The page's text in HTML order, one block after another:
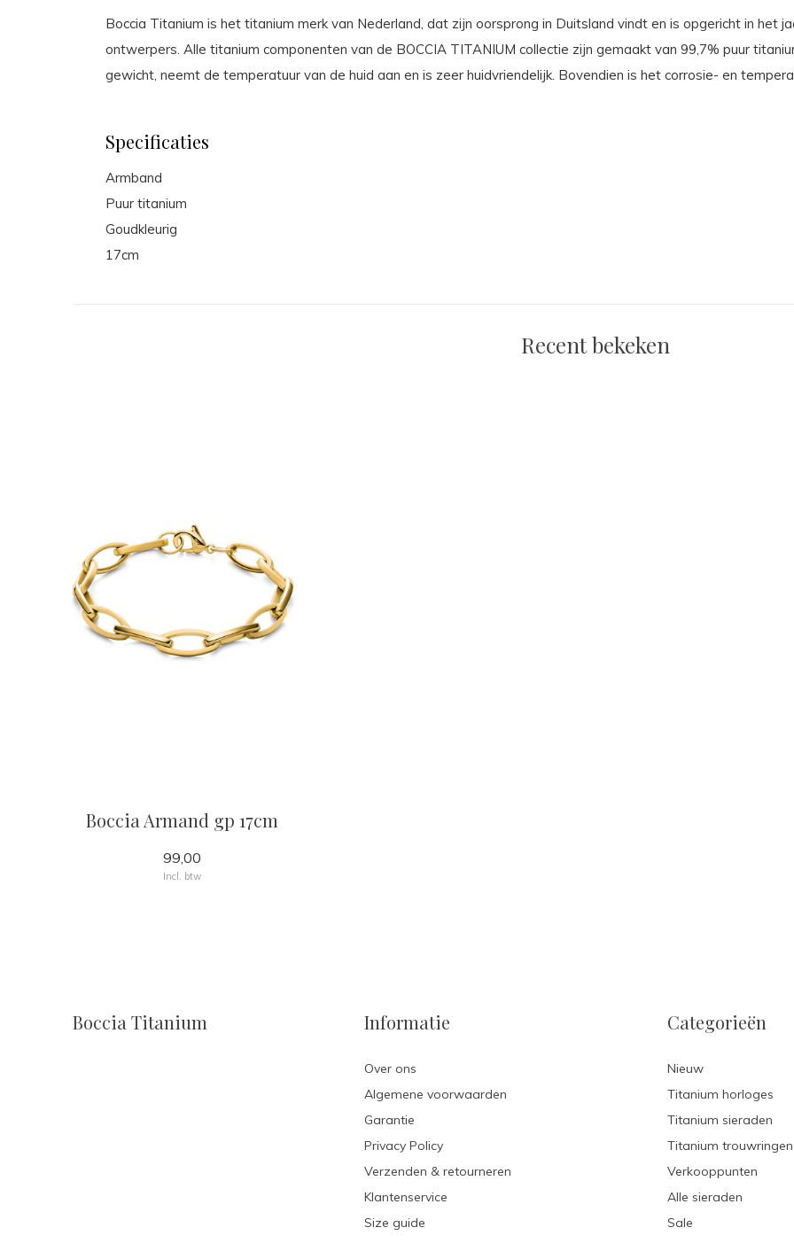
Boccia Titanium is het titanium merk van Nederland, dat zijn oorsprong in Duitsland vindt en is opgericht in het
ontwerpers. Alle titanium componenten van de BOCCIA TITANIUM collectie zijn gemaakt van 99,7% puur
gewicht, neemt de temperatuur van de huid aan en is zeer huidvriendelijk. Bovendien is het corrosie- en
Specificaties
Armband
Puur titanium
Goudkleurig
17cm
Recent bekeken
Boccia Armand gp 17cm
99,00
Incl. btw
Boccia Titanium Informatie
Over ons
Algemene voorwaarden
Garantie
Privacy Policy
Verzenden & retourneren
Klantenservice
Size guide
Categorieën
Nieuw
Titanium horloges
Titanium sieraden
Titanium trouwringen
Verkooppunten
Alle sieraden
Sale